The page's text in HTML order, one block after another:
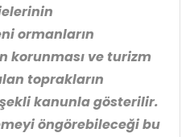
ormanların
korunması ve turizm
toprakların
kanunla gösterilir.
öngörebileceği bu